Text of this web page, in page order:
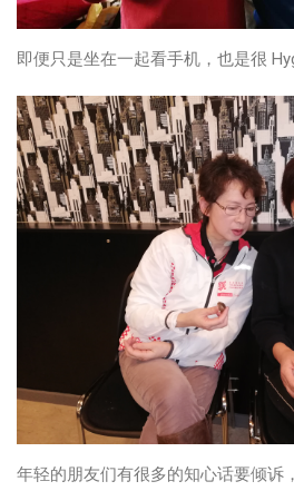
即便只是坐在一起看手机，也是很
年轻的朋友们有很多的知心话要倾诉